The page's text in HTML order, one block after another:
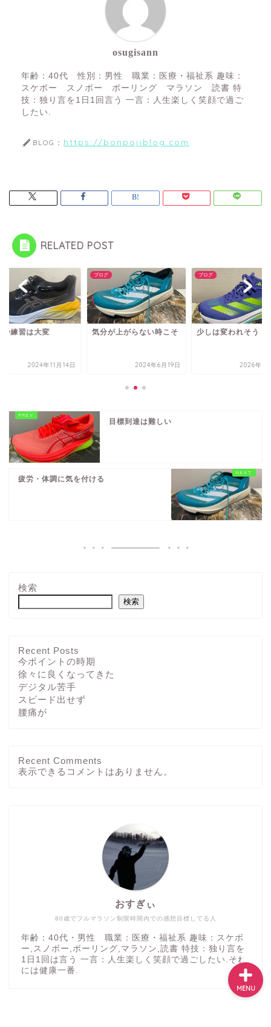
osugisann
年齢：40代 性別：男性 職業：医療・福祉系 趣味：
スケボー スノボー ボーリング マラソン 読書 特
技：独り言を1日1回言う 一言：人生楽しく笑顔で過ご
したい.
BLOG： https://bonpojiblog.com
RELATED POST
や練習は大変
2024年11月14日
ブログ
気分が上がらない時こそ
2024年6月19日
ブログ
少しは変われそう
2026年3
目標到達は難しい
疲労・体調に気を付ける
検索
検索
Recent Posts
今ポイントの時期
徐々に良くなってきた
デジタル苦手
スピード出せず
腰痛が
Recent Comments
表示できるコメントはありません。
80歳でフルマラソン制限時間内での感想目標してる人
おすぎぃ
年齢：40代・男性 職業：医療・福祉系 趣味：スケボ
ー,スノボー,ボーリング,マラソン,読書 特技：独り言を
1日1回は言う 一言：人生楽しく笑顔で過ごしたい.それ
には健康一番.
MENU